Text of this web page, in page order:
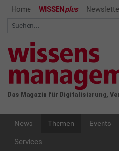
Home WISSENplus
Das Magazin für Digitalisierung,
News Themen Events
Services